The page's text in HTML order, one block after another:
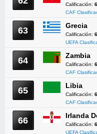
Calificación:
CAF
63 Grecia
Calificación:
UEFA
64 Zambia
Calificación:
CAF
65 Libia
Calificación:
CAF
66 Irlanda
Calificación:
UEFA